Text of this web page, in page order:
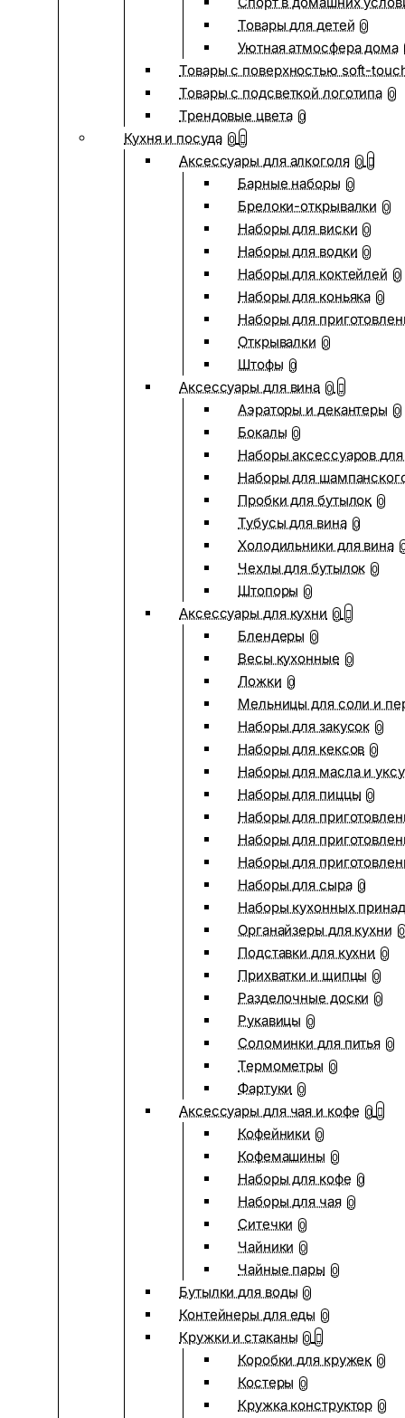
Товары для детей 0
Уютная атмосфера дома
Товары с поверхностью soft-
Товары с подсветкой логотипа 0
Трендовые цвета 0
Кухня и посуда 0
Аксессуары для алкоголя 0
Барные наборы 0
Брелоки-открывалки 0
Наборы для виски 0
Наборы для водки 0
Наборы для коктейлей 0
Наборы для коньяка 0
Наборы для
Открывалки 0
Штофы 0
Аксессуары для вина 0
Аэраторы и декантеры 0
Бокалы 0
Наборы аксессуаров
Наборы для
Пробки для бутылок 0
Тубусы для вина 0
Холодильники для вина
Чехлы для бутылок 0
Штопоры 0
Аксессуары для кухни 0
Блендеры 0
Весы кухонные 0
Ложки 0
Мельницы для соли и
Наборы для закусок 0
Наборы для кексов 0
Наборы для масла и
Наборы для пиццы 0
Наборы для
Наборы для
Наборы для
Наборы для сыра 0
Наборы кухонных
Органайзеры для кухни 0
Подставки для кухни 0
Прихватки и щипцы 0
Разделочные доски 0
Рукавицы 0
Соломинки для питья 0
Термометры 0
Фартуки 0
Аксессуары для чая и кофе 0
Кофейники 0
Кофемашины 0
Наборы для кофе 0
Наборы для чая 0
Ситечки 0
Чайники 0
Чайные пары 0
Бутылки для воды 0
Контейнеры для еды 0
Кружки и стаканы 0
Коробки для кружек 0
Костеры 0
Кружка конструктор 0